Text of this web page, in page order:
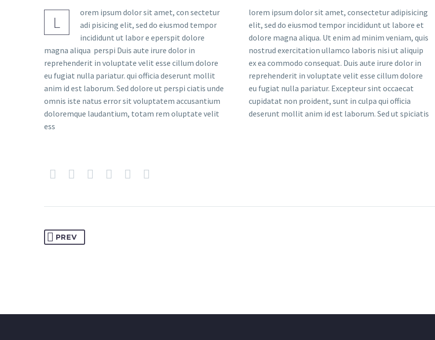
L
orem ipsum dolor sit amet, con sectetur
adi pisicing elit, sed do eiusmod tempor
incididunt ut labor e eperspit dolore
magna aliqua perspi Duis aute irure dolor in
reprehenderit in voluptate velit esse cillum dolore
eu fugiat nulla pariatur. qui officia deserunt mollit
anim id est laborum. Sed dolore ut perspi ciatis unde
omnis iste natus error sit voluptatem accusantium
doloremque laudantium, totam rem oluptate velit
ess
lorem ipsum dolor sit amet, consectetur adipisicing
elit, sed do eiusmod tempor incididunt ut labore et
dolore magna aliqua. Ut enim ad minim veniam, quis
nostrud exercitation ullamco laboris nisi ut aliquip
ex ea commodo consequat. Duis aute irure dolor in
reprehenderit in voluptate velit esse cillum dolore
eu fugiat nulla pariatur. Excepteur sint occaecat
cupidatat non proident, sunt in culpa qui officia
deserunt mollit anim id est laborum. Sed ut spiciatis
PREV